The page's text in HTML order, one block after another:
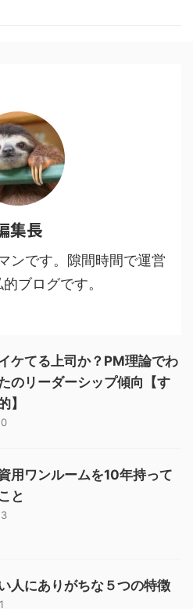
集長
ンです。隙間時間で運営
ブログです。
ケてる上司か？PM理論でわ
のリーダーシップ傾向【す
】
用ワンルームを10年持って
と
人にありがちな５つの特徴